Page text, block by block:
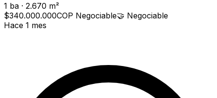
1 ba · 2.670 m²
$340.000.000COP Negociable🤝 Negociable
Hace 1 mes